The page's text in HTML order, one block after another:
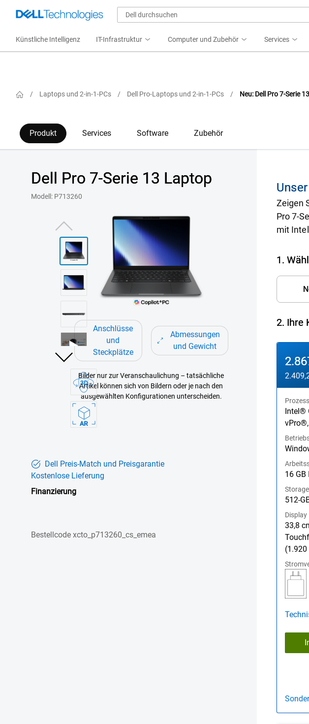
Künstliche Intelligenz IT-Infrastruktur Computer und Zubehör Services
/ Laptops und 2-in-1-PCs / Dell Pro-Laptops und 2-in-1-PCs / Neu: Dell Pro 7-Serie 13
Produkt Services Software Zubehör
Dell Pro 7-Serie 13
Unser flachster Dell Pro-
Laptop
Dell Pro 7-Serie 13 Laptop
Modell: P713260
View nach links gerichtet Dell Pro 7 P713260 Laptop
Anschlüsse
und
Steckplätze
Abmessungen
und Gewicht
Bilder nur zur Veranschaulichung – tatsächliche
Artikel können sich von Bildern oder je nach den
ausgewählten Konfigurationen unterscheiden.
Dell Preis-Match und Preisgarantie
Kostenlose Lieferung
Finanzierung
Bestellcode xcto_p713260_cs_emea
Zeigen
Pro 7-
mit
1.
2. Ihre
Preis
Intel®
16 GB
Storage
512-
Display
33,8